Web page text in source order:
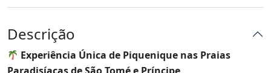
Descrição
Experiência Única de Piquenique nas Praias